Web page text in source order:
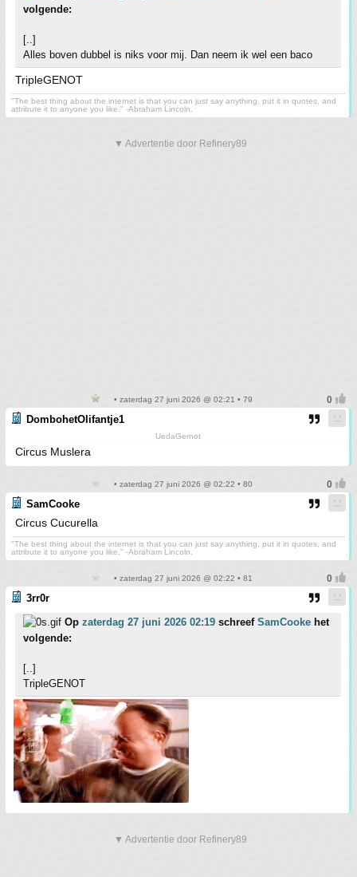
volgende:
[..]
Alles boven dubbel is niks voor mij. Dan neem ik wel een baco
TripleGENOT
"The best thing about the internet is that you can just say anything, put it in quotes, and
attribute it to anyone you like." -Abraham Lincoln.
▼ Advertentie door Refinery89
• zaterdag 27 juni 2026 @ 02:21 • 79
DombohetOlifantje1
UedaGernot
Circus Muslera
• zaterdag 27 juni 2026 @ 02:22 • 80
SamCooke
Circus Cucurella
"The best thing about the internet is that you can just say anything, put it in quotes, and
attribute it to anyone you like." -Abraham Lincoln.
• zaterdag 27 juni 2026 @ 02:22 • 81
3rr0r
Op zaterdag 27 juni 2026 02:19 schreef SamCooke het
volgende:
[..]
TripleGENOT
▼ Advertentie door Refinery89